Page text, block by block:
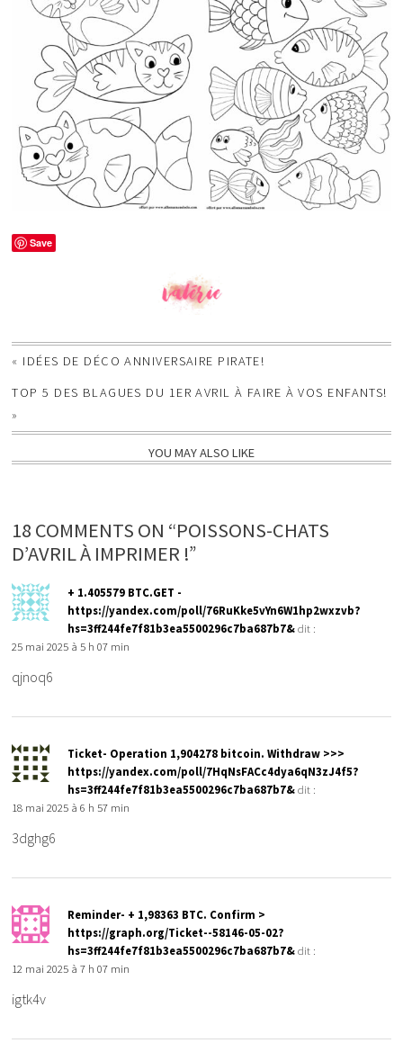
Save
« IDÉES DE DÉCO ANNIVERSAIRE PIRATE!
TOP 5 DES BLAGUES DU 1ER AVRIL À FAIRE À VOS ENFANTS!
»
YOU MAY ALSO LIKE
18 COMMENTS ON “POISSONS-CHATS
D’AVRIL À IMPRIMER !”
+ 1.405579 BTC.GET -
https://yandex.com/poll/76RuKke5vYn6W1hp2wxzvb?
hs=3ff244fe7f81b3ea5500296c7ba687b7& dit :
25 mai 2025 à 5 h 07 min
qjnoq6
Ticket- Operation 1,904278 bitcoin. Withdraw >>>
https://yandex.com/poll/7HqNsFACc4dya6qN3zJ4f5?
hs=3ff244fe7f81b3ea5500296c7ba687b7& dit :
18 mai 2025 à 6 h 57 min
3dghg6
Reminder- + 1,98363 BTC. Confirm >
https://graph.org/Ticket--58146-05-02?
hs=3ff244fe7f81b3ea5500296c7ba687b7& dit :
12 mai 2025 à 7 h 07 min
igtk4v